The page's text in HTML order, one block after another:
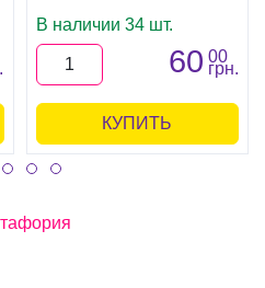
В наличии 34 шт.
60 00
грн.
КУПИТЬ